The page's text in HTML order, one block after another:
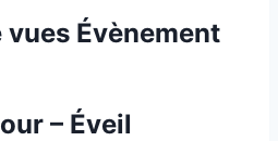
Évènement
– Éveil